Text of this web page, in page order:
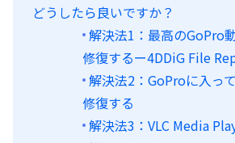
どうしたら良いですか？
解決法1：最高のGoPro
修復するー4DDiG File
解決法2：GoProに入っ
修復する
解決法3：VLC Media